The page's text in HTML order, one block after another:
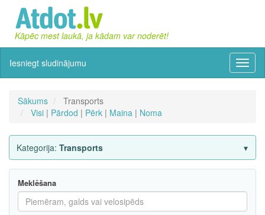
Kāpēc mest laukā, ja kādam var noderēt!
Iesniegt sludinājumu
Sākums
Transports
Visi | Pārdod | Pērk | Maina | Noma
Kategorija: Transports
Meklēšana